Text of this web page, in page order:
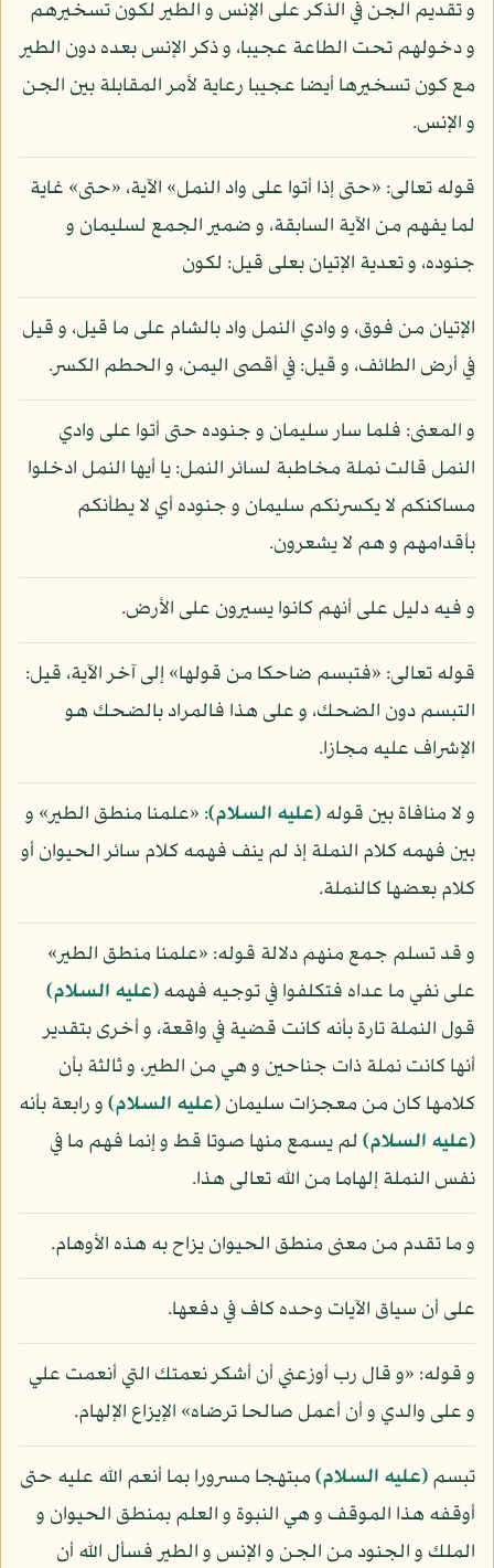
و تقديم الجن في الذكر على الإنس و الطير لكون تسخيرهم
و دخولهم تحت الطاعة عجيبا، و ذكر الإنس بعده دون الطير
مع كون تسخيرها أيضا عجيبا رعاية لأمر المقابلة بين الجن
و الإنس.
قوله تعالى: «حتى إذا أتوا على واد النمل» الآية، «حتى» غاية
لما يفهم من الآية السابقة، و ضمير الجمع لسليمان و
جنوده، و تعدية الإتيان بعلى قيل: لكون
الإتيان من فوق، و وادي النمل واد بالشام على ما قيل، و قيل
في أرض الطائف، و قيل: في أقصى اليمن، و الحطم الكسر.
و المعنى: فلما سار سليمان و جنوده حتى أتوا على وادي
النمل قالت نملة مخاطبة لسائر النمل: يا أيها النمل ادخلوا
مساكنكم لا يكسرنكم سليمان و جنوده أي لا يطأنكم
بأقدامهم و هم لا يشعرون.
و فيه دليل على أنهم كانوا يسيرون على الأرض.
قوله تعالى: «فتبسم ضاحكا من قولها» إلى آخر الآية، قيل:
التبسم دون الضحك، و على هذا فالمراد بالضحك هو
الإشراف عليه مجازا.
و لا منافاة بين قوله(عليه السلام): «علمنا منطق الطير» و
بين فهمه كلام النملة إذ لم ينف فهمه كلام سائر الحيوان أو
كلام بعضها كالنملة.
و قد تسلم جمع منهم دلالة قوله: «علمنا منطق الطير»
على نفي ما عداه فتكلفوا في توجيه فهمه(عليه السلام)
قول النملة تارة بأنه كانت قضية في واقعة، و أخرى بتقدير
أنها كانت نملة ذات جناحين و هي من الطير، و ثالثة بأن
كلامها كان من معجزات سليمان(عليه السلام)و رابعة بأنه
(عليه السلام)لم يسمع منها صوتا قط و إنما فهم ما في
نفس النملة إلهاما من الله تعالى هذا.
و ما تقدم من معنى منطق الحيوان يزاح به هذه الأوهام.
على أن سياق الآيات وحده كاف في دفعها.
و قوله: «و قال رب أوزعني أن أشكر نعمتك التي أنعمت علي
و على والدي و أن أعمل صالحا ترضاه» الإيزاع الإلهام.
تبسم(عليه السلام)مبتهجا مسرورا بما أنعم الله عليه حتى
أوقفه هذا الموقف و هي النبوة و العلم بمنطق الحيوان و
الملك و الجنود من الجن و الإنس و الطير فسأل الله أن